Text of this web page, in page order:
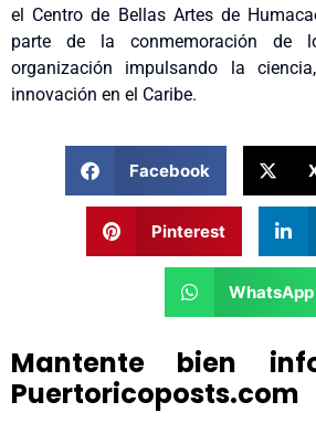
el Centro de Bellas Artes de
parte de la conmemoración
organización impulsando la
innovación en el Caribe.
Facebook
Pinterest
WhatsApp
Mantente bien
Puertoricoposts.com